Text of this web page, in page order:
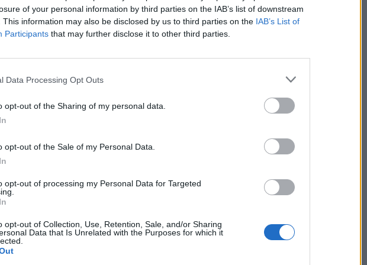
of your personal information by third parties on the IAB’s list of downstream
This information may also be disclosed by us to third parties on the IAB’s List of
Participants that may further disclose it to other third parties.
Data Processing Opt Outs
opt-out of the Sharing of my personal data.
opt-out of the Sale of my Personal Data.
opt-out of processing my Personal Data for Targeted
opt-out of Collection, Use, Retention, Sale, and/or Sharing
Data that Is Unrelated with the Purposes for which it
rendszer ehhez minél nagyobb segítséget tudjon nyújtani.
a Portfolio.hu hitelezési konferenciáján. Regisztráljon Ön is! Elindultak az
az egyeztetéseket a Nemzetgazdasági Minisztérium és a Bankszövetség. A
rendszer ehhez minél nagyobb segítséget...
portfolio.hu hírarchívumához tartozik, melynek olvasása előfizetéses
tartalmazza:
cikkarchívum
elmúlt 2 év napon belüli
Előfizetés